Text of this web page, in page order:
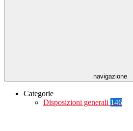
navigazione
Categorie
Disposizioni generali 146